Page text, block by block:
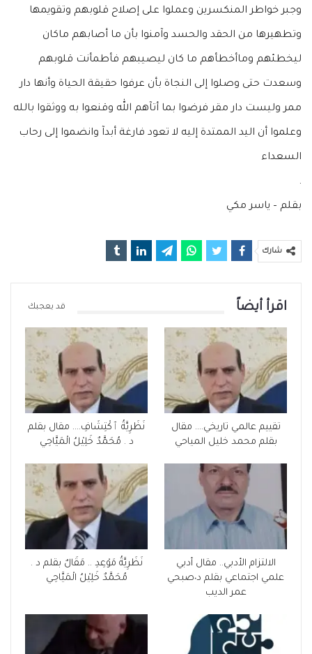
وجبر خواطر المنكسرين وعملوا على إصلاح قلوبهم وتقويمها
وتطهيرها من الحقد والحسد وآمنوا بأن ما أصابهم ماكان
ليخطئهم وماأخطأهم ما كان ليصيبهم فأطمأنت قلوبهم
وسعدت حتى وصلوا إلى النجاة بأن عرفوا حقيقة الحياة وأنها دار
ممر وليست دار مقر فرضوا بما أتآهم الله وقنعوا به ووثقوا بالله
وعلموا أن اليد الممتدة إليه لا تعود فارغة أبدآ وانضموا إلى رحاب
السعداء
.
بقلم – ياسر مكي
شارك
اقرأ أيضاً قد يعجبك
تقييم عالمي تاريخي…. مقال
بقلم محمد خليل المياحي
نَظَرِيَّةُ ٱكْتِشَافِ…. مقال بقلم
د . مُحَمَّدٌ خَلِيْلُ الْمَيَّاحِي
الالتزام الأدبي.. مقال أدبي
علمي اجتماعي بقلم د٠صبحي
عمر الديب
نَظَرِيَّةُ مَوْعِدِ .. مَقَالٌ بقلم د .
مُحَمَّدٌ خَلِيْلُ الْمَيَّاحِي